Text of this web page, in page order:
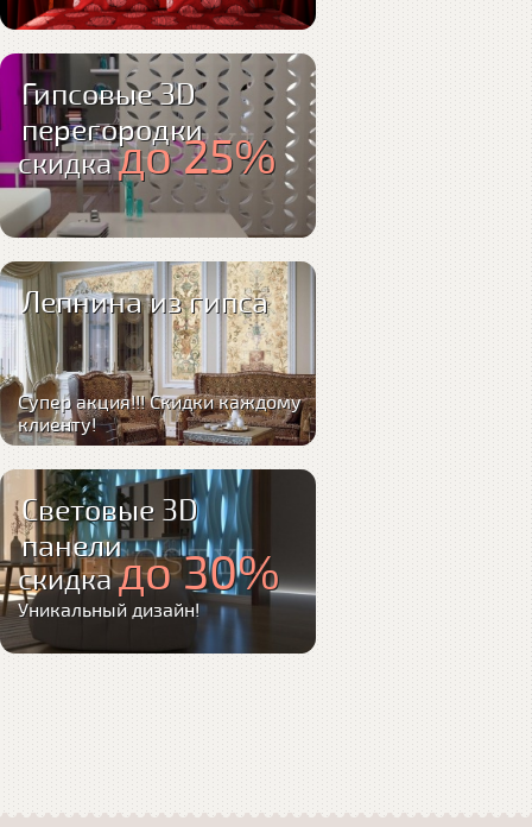
Гипсовые 3D
перегородки
скидкадо 25%
Лепнина из гипса
Супер акция!!! Скидки каждому
клиенту!
Световые 3D
панели
скидкадо 30%
Уникальный дизайн!